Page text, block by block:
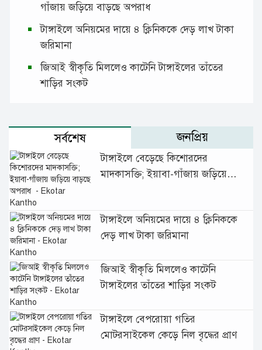
গাঁজায় জড়িয়ে বাড়ছে অপরাধ
টাঙ্গাইলে অনিয়মের দায়ে ৪ ক্লিনিককে দেড় লাখ টাকা
জরিমানা
জিআই স্বীকৃতি মিললেও কাটেনি টাঙ্গাইলের তাঁতের
শাড়ির সংকট
সর্বশেষ জনপ্রিয়
টাঙ্গাইলে বেড়েছে কিশোরদের
মাদকাসক্তি; ইয়াবা-গাঁজায় জড়িয়ে
টাঙ্গাইলে অনিয়মের দায়ে ৪ ক্লিনিককে
দেড় লাখ টাকা জরিমানা
জিআই স্বীকৃতি মিললেও কাটেনি
টাঙ্গাইলের তাঁতের শাড়ির সংকট
টাঙ্গাইলে বেপরোয়া গতির
মোটরসাইকেল কেড়ে নিল বৃদ্ধের প্রাণ